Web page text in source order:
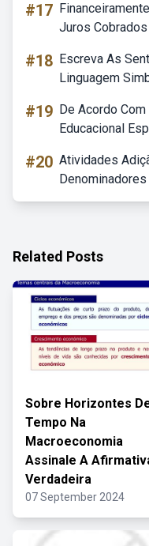
#17
Juros
#18 Escreva As
Linguagem
#19 De Acordo
Educacional
#20 Atividades
Related Posts
Sobre Horizontes
Tempo Na
Macroeconomia
Assinale A
Verdadeira
07 September 2024